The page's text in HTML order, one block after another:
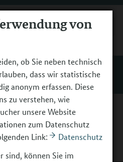
von
ob Sie neben technisch
dass wir statistische
anonym erfassen. Diese
zu verstehen, wie
unsere Website
zum Datenschutz
Link:
Datenschutz
sind, können Sie im
MENÜ